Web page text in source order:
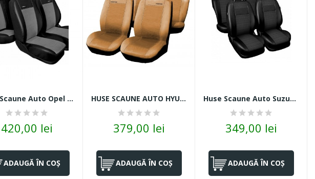
Huse Scaune Auto Opel Signum Piele + Alcantara...
420,00 lei
ADAUGĂ ÎN COȘ
HUSE SCAUNE AUTO HYUNDAI GETZ ALCANTARA BEJ
379,00 lei
ADAUGĂ ÎN COȘ
Huse Scaune Auto Suzuki SX4 Piele Cu Stofă...
349,00 lei
ADAUGĂ ÎN COȘ